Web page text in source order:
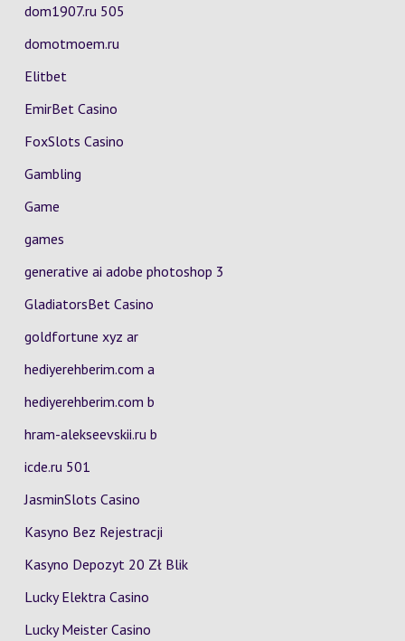
dom1907.ru 505
domotmoem.ru
Elitbet
EmirBet Casino
FoxSlots Casino
Gambling
Game
games
generative ai adobe photoshop 3
GladiatorsBet Casino
goldfortune xyz ar
hediyerehberim.com a
hediyerehberim.com b
hram-alekseevskii.ru b
icde.ru 501
JasminSlots Casino
Kasyno Bez Rejestracji
Kasyno Depozyt 20 Zł Blik
Lucky Elektra Casino
Lucky Meister Casino